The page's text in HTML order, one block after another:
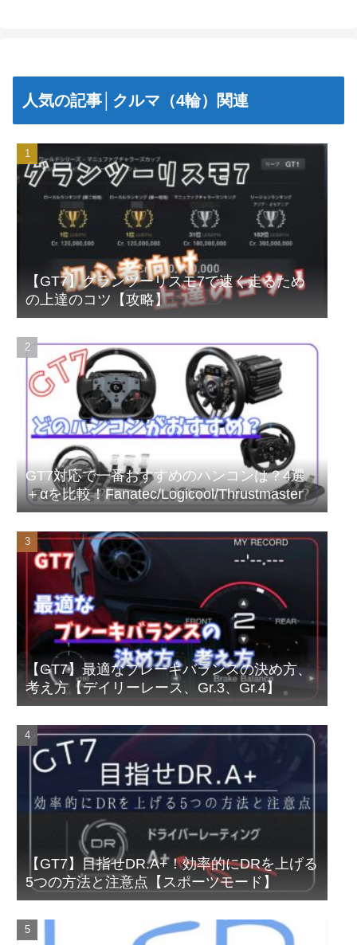
人気の記事│クルマ（4輪）関連
【GT7】グランツーリスモ7で速く走るため
の上達のコツ【攻略】
GT7対応で一番おすすめのハンコンは？4選
＋αを比較！Fanatec/Logicool/Thrustmaster
【GT7】最適なブレーキバランスの決め方、
考え方【デイリーレース、Gr.3、Gr.4】
【GT7】目指せDR.A+！効率的にDRを上げる
5つの方法と注意点【スポーツモード】